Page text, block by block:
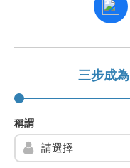
三步成
稱謂